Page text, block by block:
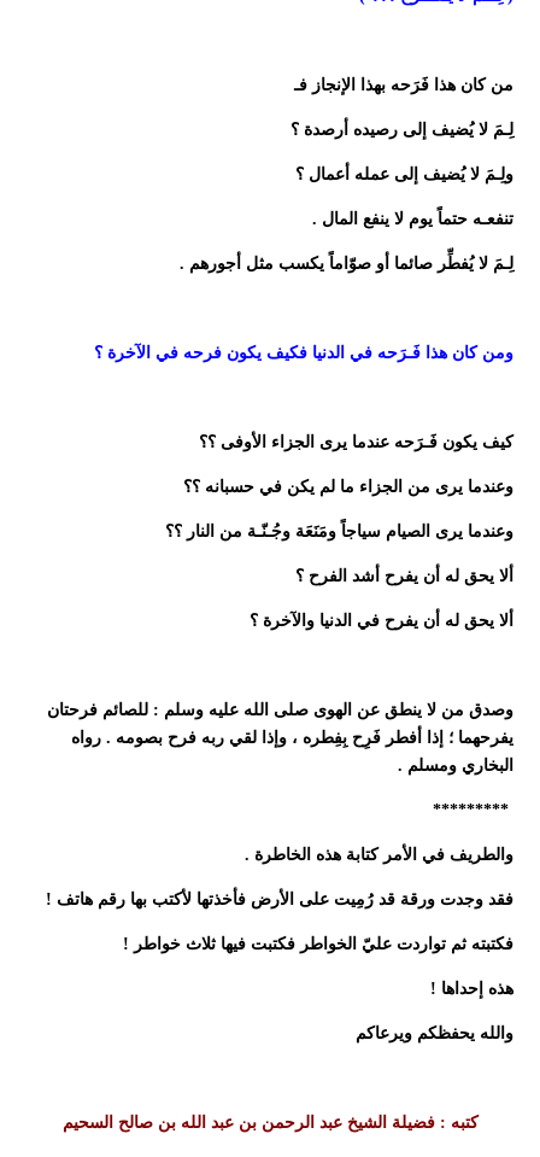
من كان هذا فَرَحه بهذا الإنجاز فـ
لِـمَ لا يُضيف إلى رصيده أرصدة ؟
ولِـمَ لا يُضيف إلى عمله أعمال ؟
تنفعـه حتماً يوم لا ينفع المال .
لِـمَ لا يُفطِّر صائما أو صوّاماً يكسب مثل أجورهم .
ومن كان هذا فَـرَحه في الدنيا فكيف يكون فرحه في الآخرة ؟
كيف يكون فَـرَحه عندما يرى الجزاء الأوفى ؟؟
وعندما يرى من الجزاء ما لم يكن في حسبانه ؟؟
وعندما يرى الصيام سياجاً ومَنَعَة وجُـنّـة من النار ؟؟
ألا يحق له أن يفرح أشد الفرح ؟
ألا يحق له أن يفرح في الدنيا والآخرة ؟
وصدق من لا ينطق عن الهوى صلى الله عليه وسلم : للصائم فرحتان
يفرحهما ؛ إذا أفطر فَرِح بِفِطره ، وإذا لقي ربه فرح بصومه . رواه
البخاري ومسلم .
*********
والطريف في الأمر كتابة هذه الخاطرة .
فقد وجدت ورقة قد رُمِيت على الأرض فأخذتها لأكتب بها رقم هاتف !
فكتبته ثم تواردت عليّ الخواطر فكتبت فيها ثلاث خواطر !
هذه إحداها !
والله يحفظكم ويرعاكم
كتبه : فضيلة الشيخ عبد الرحمن بن عبد الله بن صالح السحيم